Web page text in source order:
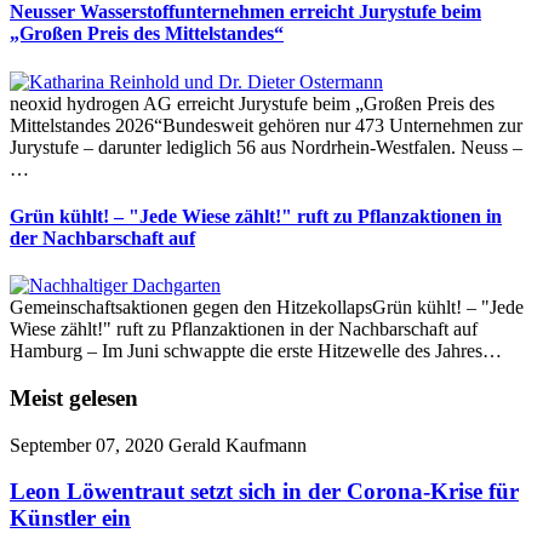
Neusser Wasserstoffunternehmen erreicht Jurystufe beim
„Großen Preis des Mittelstandes“
neoxid hydrogen AG erreicht Jurystufe beim „Großen Preis des
Mittelstandes 2026“Bundesweit gehören nur 473 Unternehmen zur
Jurystufe – darunter lediglich 56 aus Nordrhein-Westfalen. Neuss –
…
Grün kühlt! – "Jede Wiese zählt!" ruft zu Pflanzaktionen in
der Nachbarschaft auf
Gemeinschaftsaktionen gegen den HitzekollapsGrün kühlt! – "Jede
Wiese zählt!" ruft zu Pflanzaktionen in der Nachbarschaft auf
Hamburg – Im Juni schwappte die erste Hitzewelle des Jahres…
Meist gelesen
September 07, 2020 Gerald Kaufmann
Leon Löwentraut setzt sich in der Corona-Krise für
Künstler ein